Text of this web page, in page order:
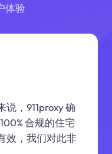
体验
，911proxy 确
合规的住宅
效，我们对此非